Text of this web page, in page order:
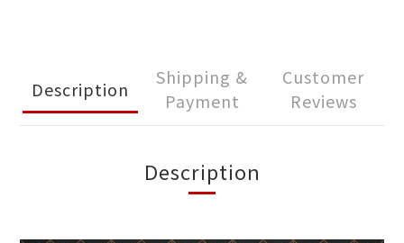
Description
Shipping &
Payment
Customer
Reviews
Description